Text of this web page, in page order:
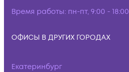
Время работы: пн-пт, 9:00 - 18:00
ОФИСЫ В ДРУГИХ ГОРОДАХ
Екатеринбург